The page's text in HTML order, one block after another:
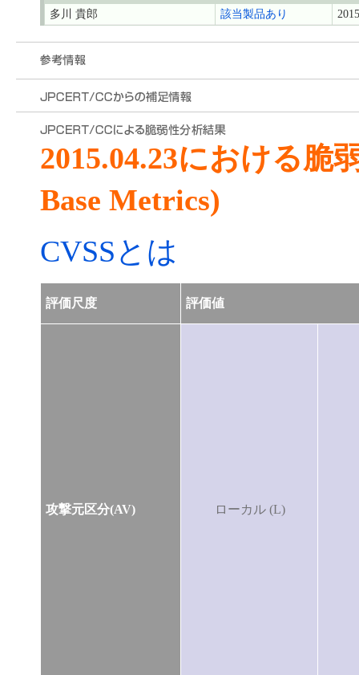
多川 貴郎 該当製品あり
2015.04.23における脆
Base Metrics)
CVSSとは
評価尺度 評価値
攻撃元区分(AV) ローカル (L)